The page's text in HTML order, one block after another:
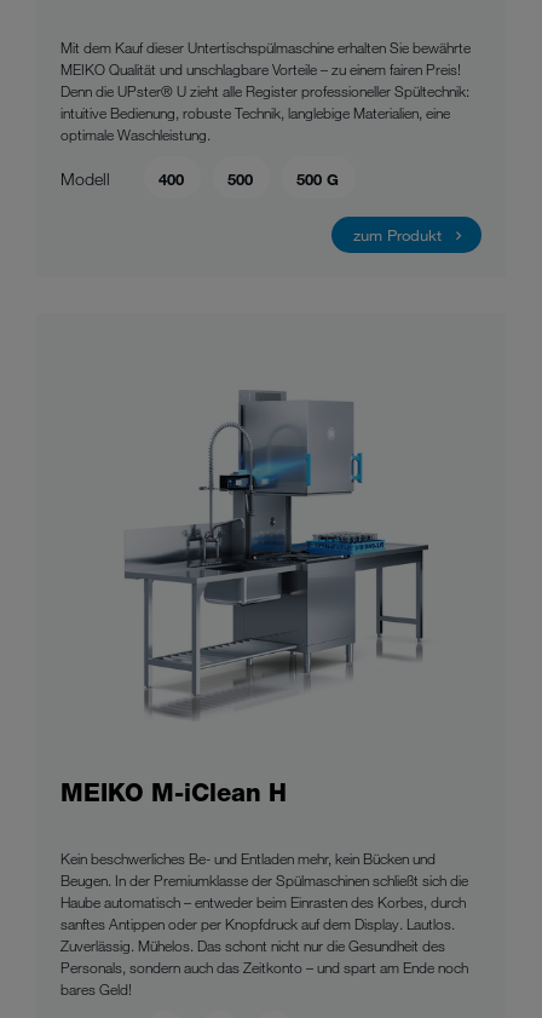
Mit dem Kauf dieser Untertischspülmaschine erhalten Sie bewährte
MEIKO Qualität und unschlagbare Vorteile – zu einem fairen Preis!
Denn die UPster® U zieht alle Register professioneller Spültechnik:
intuitive Bedienung, robuste Technik, langlebige Materialien, eine
optimale Waschleistung.
Modell 400 500 500 G
zum Produkt
MEIKO M-iClean H
Kein beschwerliches Be- und Entladen mehr, kein Bücken und
Beugen. In der Premiumklasse der Spülmaschinen schließt sich die
Haube automatisch – entweder beim Einrasten des Korbes, durch
sanftes Antippen oder per Knopfdruck auf dem Display. Lautlos.
Zuverlässig. Mühelos. Das schont nicht nur die Gesundheit des
Personals, sondern auch das Zeitkonto – und spart am Ende noch
bares Geld!